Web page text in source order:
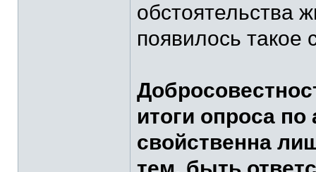
обстоятельства
появилось такое
итоги опроса
свойственна